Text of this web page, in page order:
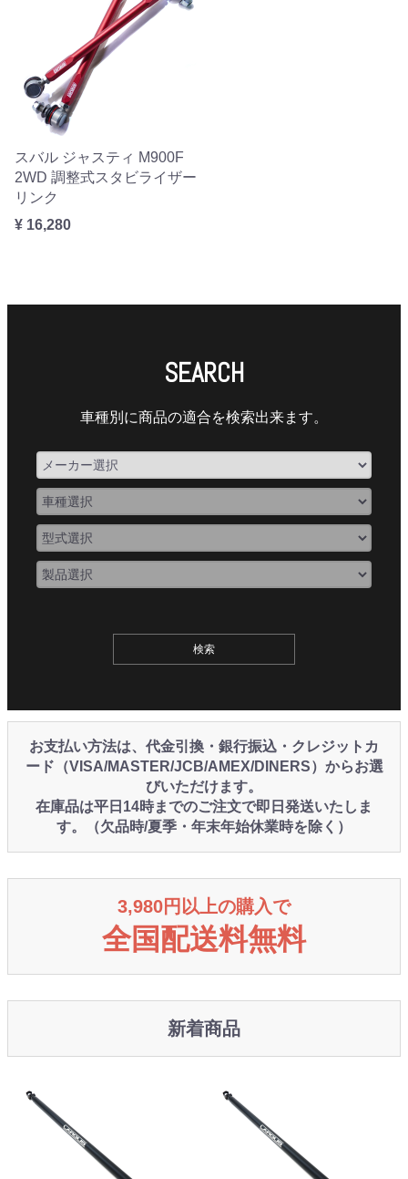
スバル ジャスティ M900F
2WD 調整式スタビライザー
リンク
¥ 16,280
SEARCH
車種別に商品の適合を検索出来ます。
お支払い方法は、代金引換・銀行振込・クレジットカ
ード（VISA/MASTER/JCB/AMEX/DINERS）からお選
びいただけます。
在庫品は平日14時までのご注文で即日発送いたしま
す。（欠品時/夏季・年末年始休業時を除く）
3,980円以上の購入で
全国配送料無料
新着商品